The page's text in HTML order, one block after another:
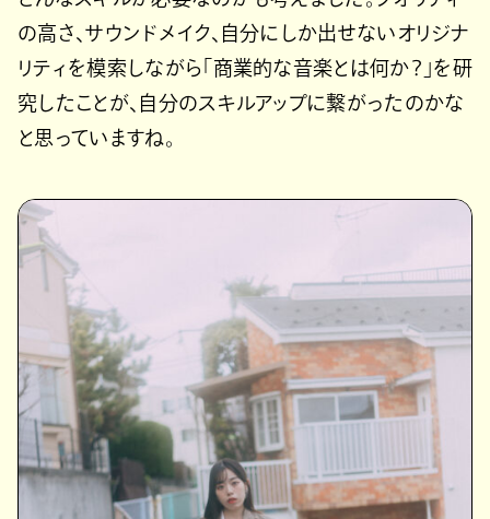
の高さ、サウンドメイク、自分にしか出せないオリジナ
リティを模索しながら「商業的な音楽とは何か？」を研
究したことが、自分のスキルアップに繋がったのかな
と思っていますね。